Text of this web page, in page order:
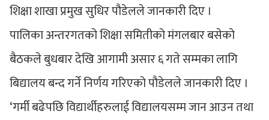
शिक्षा शाखा प्रमुख सुधिर पौडेलले जानकारी दिए ।
पालिका अन्तरगतको शिक्षा समितीको मंगलबार बसेको
बैठकले बुधबार देखि आगामी असार ६ गते सम्मका लागि
बिद्यालय बन्द गर्ने निर्णय गरिएको पौडेलले जानकारी दिए ।
‘गर्मी बढेपछि विद्यार्थीहरुलाई विद्यालयसम्म जान आउन तथा